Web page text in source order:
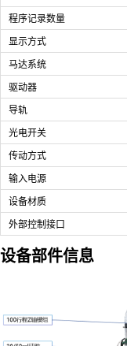
程序记录数量
显示方式
马达系统
驱动器
导轨
光电开关
传动方式
输入电源
设备材质
外部控制接口
设备部件信息